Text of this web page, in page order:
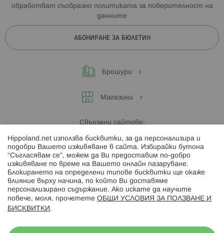
обработват съобразно политиката за поверителност на
данните
АБОНИРАНЕ ЗА БЮЛЕТИН
Брошури
Магазини
Свързани сайтове:
Hippoland.ro
Последвайте ни:
Hippoland.net използва бисквитки, за да персонализира и
подобри Вашето изживяване в сайта. Избирайки бутона
“Съгласявам се”, можем да Ви предоставим по-добро
изживяване по време на Вашето онлайн пазаруване.
Блокирането на определени типове бисквитки ще окаже
влияние върху начина, по който Ви доставяме
персонализирано съдържание. Ако искате да научите
повече, моля, прочетете ОБЩИ УСЛОВИЯ ЗА ПОЛЗВАНЕ И
БИСКВИТКИ .